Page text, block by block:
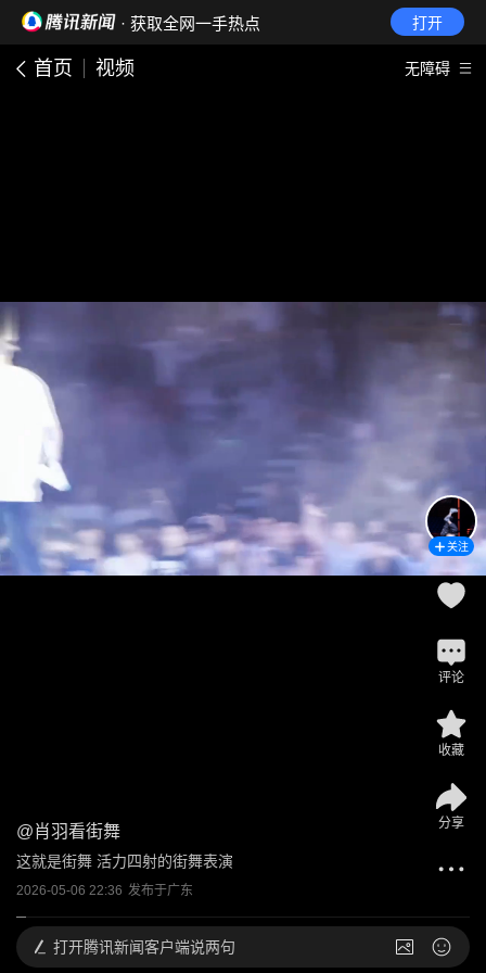
· 获取全网一手热点 打开
首页 视频 无障碍
@肖羽看街舞
这就是街舞 活力四射的街舞表演
2026-05-06 22:36 发布于广东
关注
评论
收藏
分享
打开腾讯新闻客户端说两句